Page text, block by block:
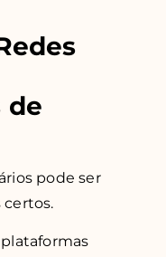
de
pode ser
certos.